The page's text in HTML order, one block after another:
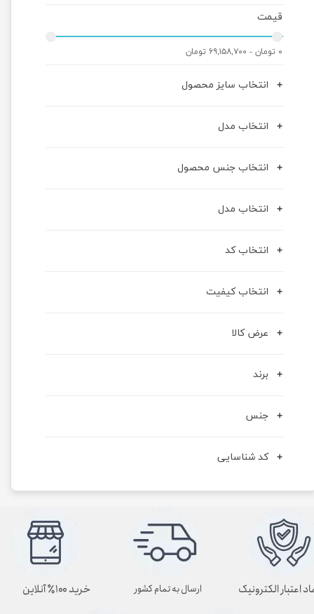
قیمت
۰ تومان - ۶۹,۱۵۸,۷۰۰ تومان
انتخاب سایز محصول
انتخاب مدل
انتخاب جنس محصول
انتخاب مدل
انتخاب کد
انتخاب کیفیت
عرض کالا
برند
جنس
کد شناسایی
ارسال به تمام کشور اعتبار الکترونیک خرید ۱۰۰٪ آنلاین